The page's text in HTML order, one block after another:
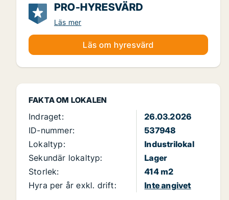
PRO-HYRESVÄRD
Läs mer
Läs om hyresvärd
FAKTA OM LOKALEN
Indraget:
26.03.2026
ID-nummer:
537948
Lokaltyp:
Industrilokal
Sekundär lokaltyp:
Lager
Storlek:
414 m2
Hyra per år exkl. drift:
Inte angivet